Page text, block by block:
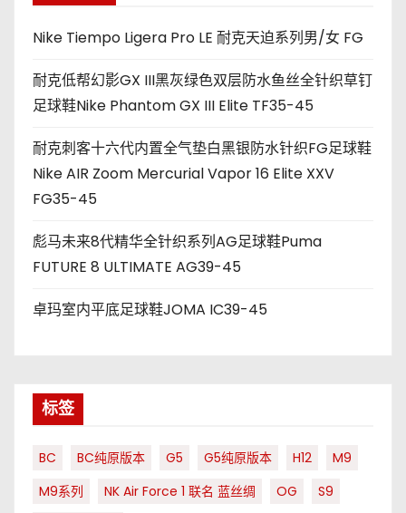
Nike Tiempo Ligera Pro LE 耐克天迫系列男/女 FG
耐克低帮幻影GX III黑灰绿色双层防水鱼丝全针织草钉
足球鞋Nike Phantom GX III Elite TF35-45
耐克刺客十六代内置全气垫白黑银防水针织FG足球鞋
Nike AIR Zoom Mercurial Vapor 16 Elite XXV
FG35-45
彪马未来8代精华全针织系列AG足球鞋Puma
FUTURE 8 ULTIMATE AG39-45
卓玛室内平底足球鞋JOMA IC39-45
标签
BC BC纯原版本 G5 G5纯原版本 H12
M9
M9系列
NK Air Force 1 联名 蓝丝绸 OG
S9